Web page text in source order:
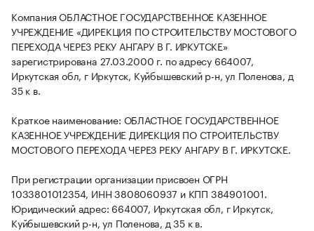
Компания ОБЛАСТНОЕ ГОСУДАРСТВЕННОЕ КАЗЕННОЕ
УЧРЕЖДЕНИЕ «ДИРЕКЦИЯ ПО СТРОИТЕЛЬСТВУ МОСТОВОГО
ПЕРЕХОДА ЧЕРЕЗ РЕКУ АНГАРУ В Г. ИРКУТСКЕ»
зарегистрирована 27.03.2000 г. по адресу 664007,
Иркутская обл, г Иркутск, Куйбышевский р-н, ул Поленова, д
35 к в.
Краткое наименование: ОБЛАСТНОЕ ГОСУДАРСТВЕННОЕ
КАЗЕННОЕ УЧРЕЖДЕНИЕ ДИРЕКЦИЯ ПО СТРОИТЕЛЬСТВУ
МОСТОВОГО ПЕРЕХОДА ЧЕРЕЗ РЕКУ АНГАРУ В Г. ИРКУТСКЕ.
При регистрации организации присвоен ОГРН
1033801012354, ИНН 3808060937 и КПП 384901001.
Юридический адрес: 664007, Иркутская обл, г Иркутск,
Куйбышевский р-н, ул Поленова, д 35 к в.